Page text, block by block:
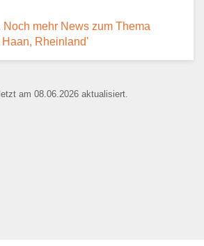
*
Noch mehr News zum Thema
Rheinland'
am 08.06.2026 aktualisiert.